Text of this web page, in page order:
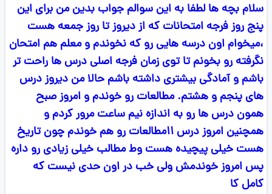
سلام بچه ها لطفا به این سوالم جواب بدین من برای این
پنج روز فرجه امتحانات که از دیروز تا روز جمعه هست
،میخوام اون درسه هایی رو که نخوندم و معلم هم امتحان
نگرفته رو بخونم تا توی زمان فرجه اصلی درس ها راحت تر
باشم و آمادگی بیشتری داشته باشم حالا من دیروز درس
های پنجم و هشتم. مطالعات رو خوندم و امروز صبح
همون درس ها رو به اندازه نیم ساعت مرور کردم و
همچنین امروز درس ۱۱مطالعات رو هم خوندم چون تاریخ
هست خیلی پیچیده هست وط مطالب خیلی زیادی رو داره
پس امروز خوندمش ولی خب در اون حدی نیست که
کامل کا